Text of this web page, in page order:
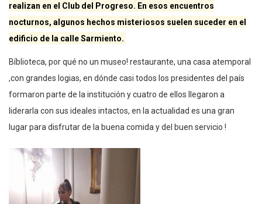
realizan en el Club del Progreso. En esos encuentros
nocturnos, algunos hechos misteriosos suelen suceder en el
edificio de la calle Sarmiento.
Bíblioteca, por qué no un museo! restaurante, una casa atemporal
,con grandes logias, en dónde casi todos los presidentes del país
formaron parte de la institución y cuatro de ellos llegaron a
liderarla con sus ideales intactos, en la actualidad es una gran
lugar para disfrutar de la buena comida y del buen servicio !